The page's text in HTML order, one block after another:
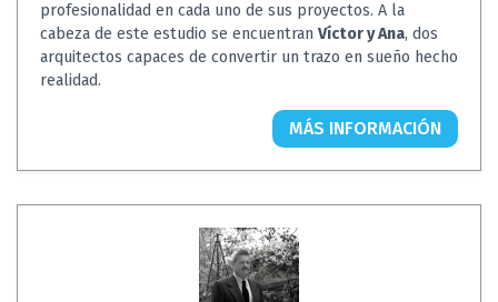
profesionalidad en cada uno de sus proyectos. A la
cabeza de este estudio se encuentran Víctor y Ana, dos
arquitectos capaces de convertir un trazo en sueño hecho
realidad.
MÁS INFORMACIÓN